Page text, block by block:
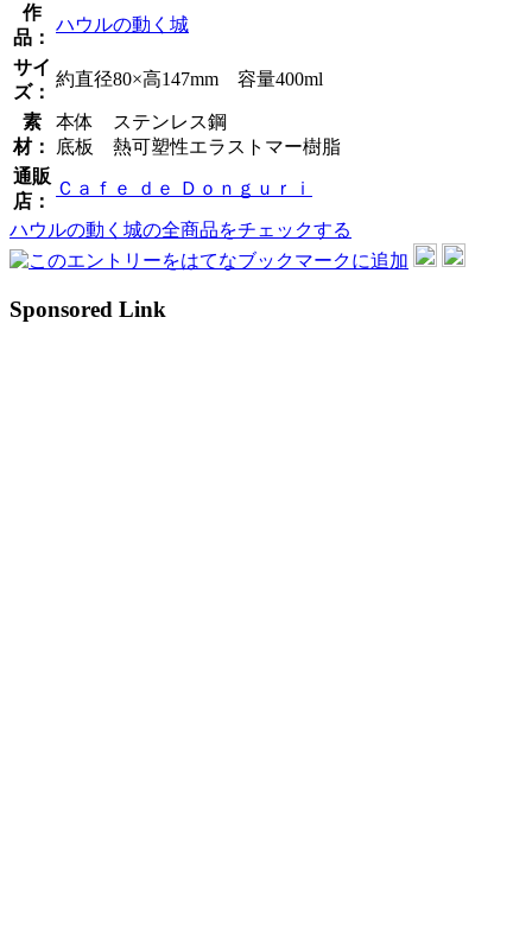
作
品：
ハウルの動く城
サイ
ズ：
約直径80×高147mm 容量400ml
素
材：
本体 ステンレス鋼
底板 熱可塑性エラストマー樹脂
通販
店：
Ｃａｆｅ ｄｅ Ｄｏｎｇｕｒｉ
ハウルの動く城の全商品をチェックする
Sponsored Link